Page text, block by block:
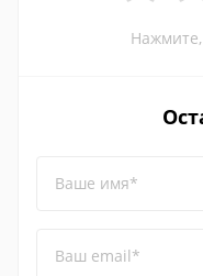
Ваше имя*
Ваш email*